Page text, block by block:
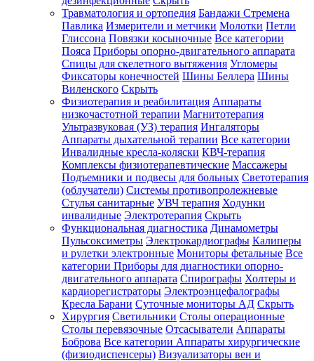
Травматология и ортопедия Бандажи Стремена
Павлика Измерители и метчики Молотки Петли
Глиссона Повязки косыночные Все категории
Пояса Приборы опорно-двигательного аппарата
Спицы для скелетного вытяжения Угломеры
Фиксаторы конечностей Шины Беллера Шины
Виленского Скрыть
Физиотерапия и реабилитация Аппараты
низкочастотной терапии Магнитотерапия
Ультразвуковая (УЗ) терапия Ингаляторы
Аппараты дыхательной терапии Все категории
Инвалидные кресла-коляски КВЧ-терапия
Комплексы физиотерапевтические Массажеры
Подъемники и подвесы для больных Светотерапия
(облучатели) Системы противопролежневые
Стулья санитарные УВЧ терапия Ходунки
инвалидные Электротерапия Скрыть
Функциональная диагностика Динамометры
Пульсоксиметры Электрокардиографы Калиперы
и рулетки электронные Мониторы фетальные Все
категории Приборы для диагностики опорно-
двигательного аппарата Спирографы Холтеры и
кардиорегистраторы Электроэнцефалографы
Кресла Барани Суточные мониторы АД Скрыть
Хирургия Светильники Столы операционные
Столы перевязочные Отсасыватели Аппараты
Боброва Все категории Аппараты хирургические
(физиодиспенсеры) Визуализаторы вен и